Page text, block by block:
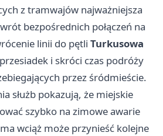
z tramwajów najważniejsza
bezpośrednich połączeń na
linii do pętli Turkusowa
i skróci czas podróży
przez śródmieście.
służb pokazują, że miejskie
szybko na zimowe awarie
wciąż może przynieść kolejne